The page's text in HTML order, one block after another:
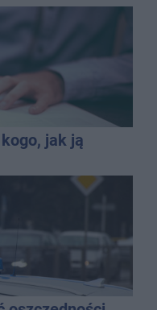
jak ją